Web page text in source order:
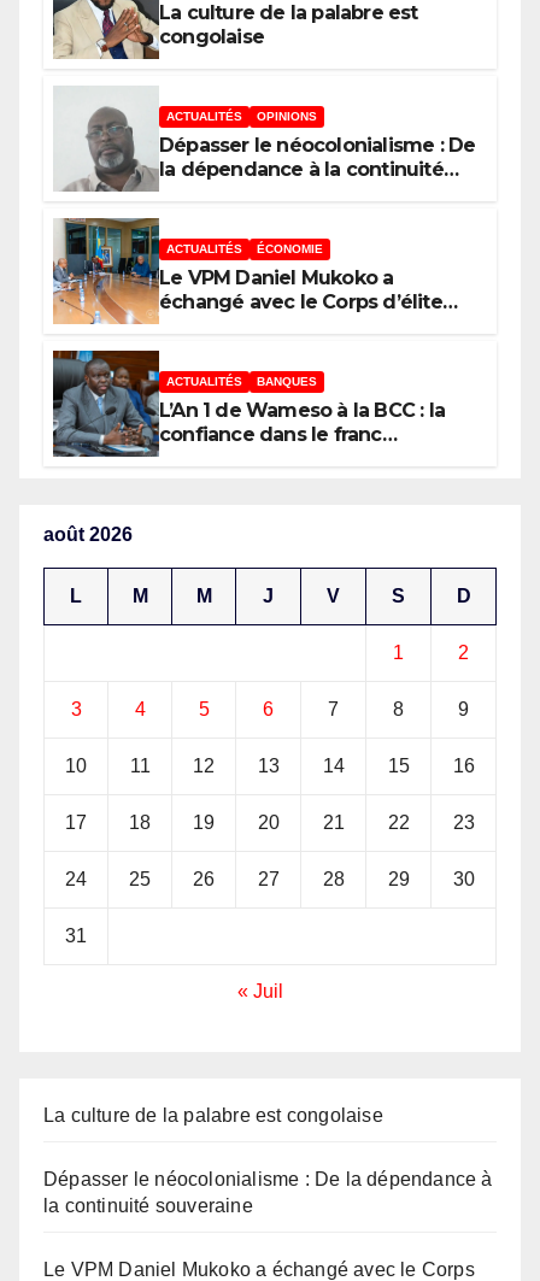
La culture de la palabre est
congolaise
ACTUALITÉS OPINIONS
Dépasser le néocolonialisme : De
la dépendance à la continuité
ACTUALITÉS ÉCONOMIE
Le VPM Daniel Mukoko a
échangé avec le Corps d’élite
enjeux de développement de la
RDC
ACTUALITÉS BANQUES
L’An 1 de Wameso à la BCC : la
confiance dans le franc
août 2026
L M M J V S D
1 2
3 4 5 6 7 8 9
10 11 12 13 14 15 16
17 18 19 20 21 22 23
24 25 26 27 28 29 30
31
« Juil
La culture de la palabre est congolaise
Dépasser le néocolonialisme : De la dépendance à
la continuité souveraine
Le VPM Daniel Mukoko a échangé avec le Corps